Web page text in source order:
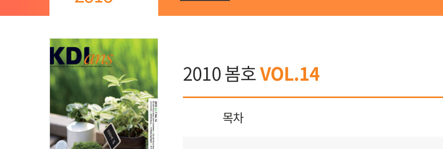
2010 봄호VOL.14
목차